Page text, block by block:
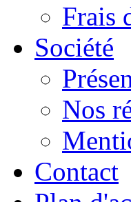
Frais
Société
Nos
Contact